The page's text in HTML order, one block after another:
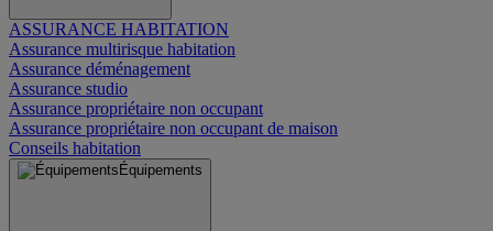
ASSURANCE HABITATION
Assurance multirisque habitation
Assurance déménagement
Assurance studio
Assurance propriétaire non occupant
Assurance propriétaire non occupant de maison
Conseils habitation
Équipements